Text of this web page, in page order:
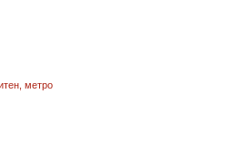
метро